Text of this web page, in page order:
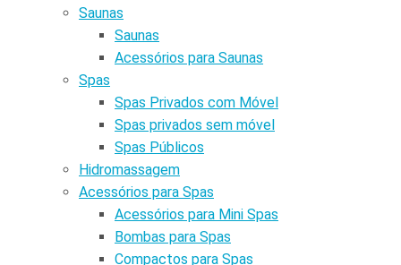
Saunas
Saunas
Acessórios para Saunas
Spas
Spas Privados com Móvel
Spas privados sem móvel
Spas Públicos
Hidromassagem
Acessórios para Spas
Acessórios para Mini Spas
Bombas para Spas
Compactos para Spas